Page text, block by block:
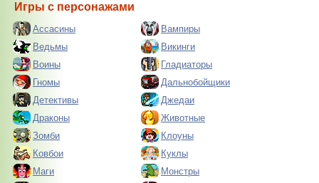
Игры с персонажами
Ассасины
Вампиры
Ведьмы
Викинги
Воины
Гладиаторы
Гномы
Дальнобойщики
Детективы
Джедаи
Драконы
Животные
Зомби
Клоуны
Ковбои
Куклы
Маги
Монстры